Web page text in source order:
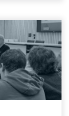
LIRE LA SUITE